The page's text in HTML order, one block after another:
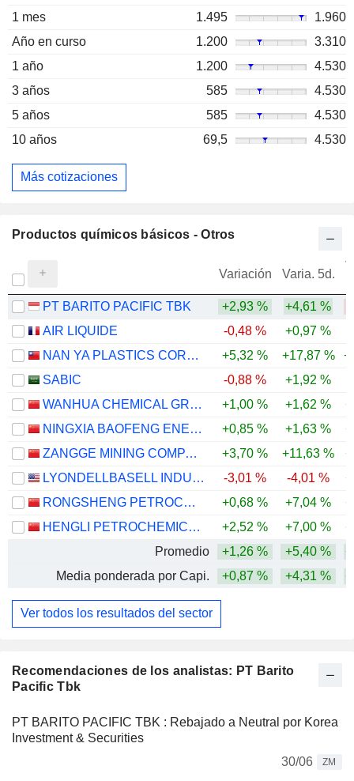
Recomendaciones de los analistas: PT Barito
Pacific Tbk
PT BARITO PACIFIC TBK : Rebajado a Neutral por Korea
Investment & Securities
30/06
ZM
1 mes
1.495
1.960
Año en curso
1.200
3.310
1 año
1.200
4.530
3 años
585
4.530
5 años
585
4.530
10 años
69,5 4.530
Más cotizaciones
Productos químicos básicos - Otros
Variación Varia. 5d.
PT BARITO PACIFIC TBK +2,93 % +4,61 %
AIR LIQUIDE
-0,48 % +0,97 %
NAN YA PLASTICS CORPORATION
+5,32 % +17,87 %
SABIC
-0,88 % +1,92 %
WANHUA CHEMICAL GROUP CO., LTD.
+1,00 % +1,62 %
NINGXIA BAOFENG ENERGY GROUP CO., LTD.
+0,85 % +1,63 %
ZANGGE MINING COMPANY LIMITED
+3,70 % +11,63 %
LYONDELLBASELL INDUSTRIES N.V.
-3,01 % -4,01 %
RONGSHENG PETROCHEMICAL CO., LTD.
+0,68 % +7,04 %
HENGLI PETROCHEMICAL CO.,LTD.
+2,52 % +7,00 %
Promedio
+1,26 % +5,40 %
Media ponderada por Capi.
+0,87 % +4,31 %
Ver todos los resultados del sector